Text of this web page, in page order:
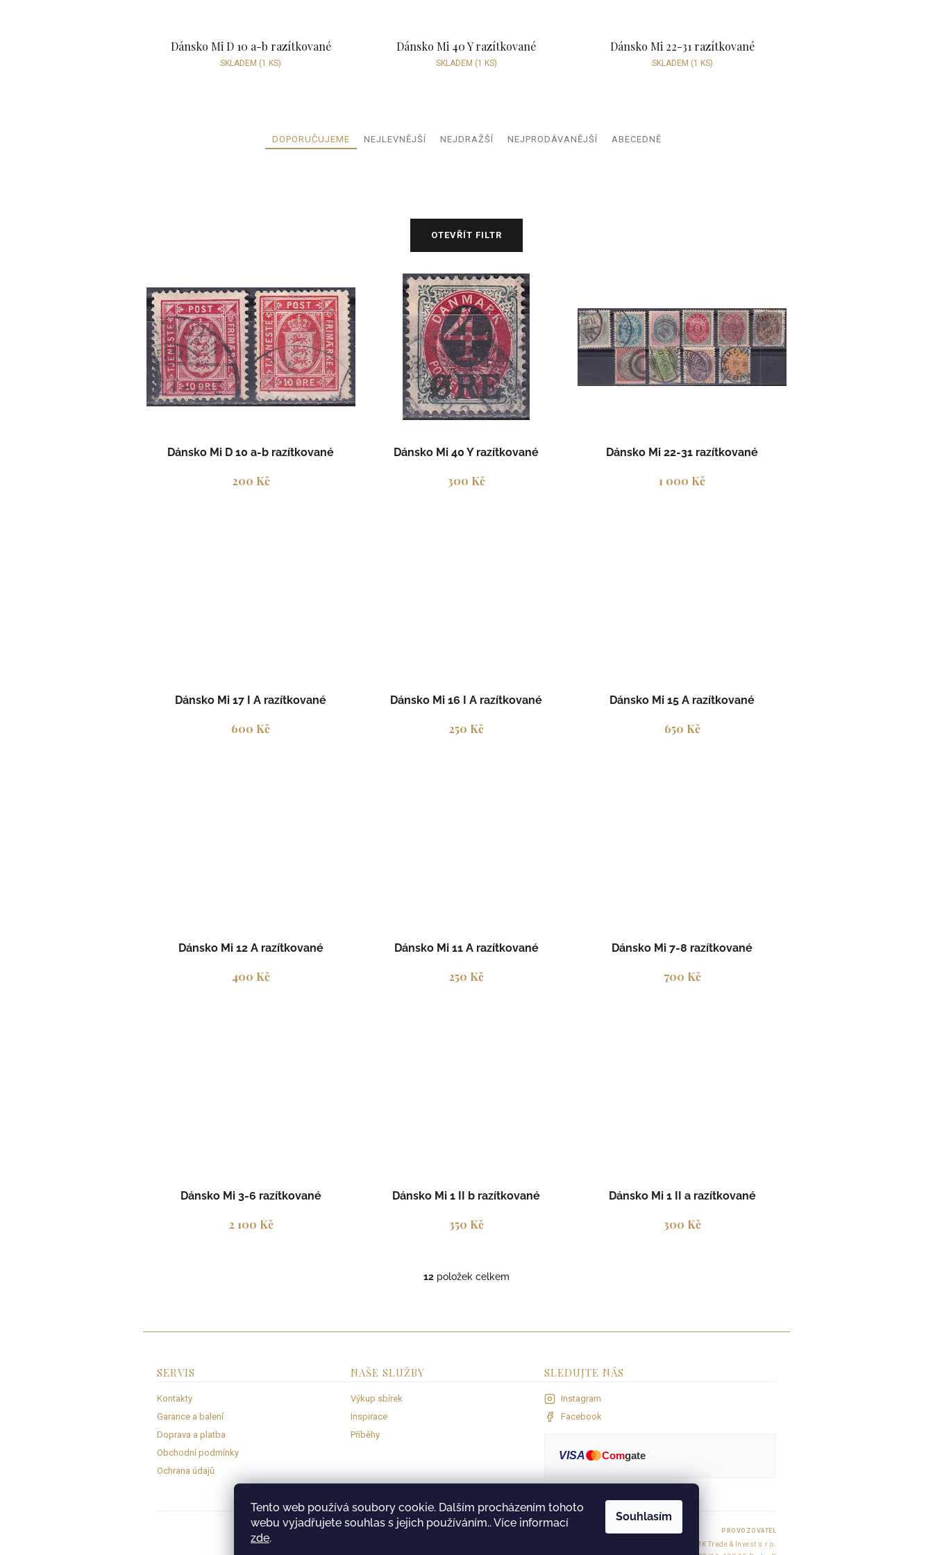
Tento web používá soubory cookie. Dalším procházením tohoto
webu vyjadřujete souhlas s jejich používáním.. Více informací
zde.
Souhlasím
Dánsko Mi D 10 a-b razítkované
SKLADEM (1 KS)
Dánsko Mi 40 Y razítkované
SKLADEM (1 KS)
Dánsko Mi 22-31 razítkované
SKLADEM (1 KS)
Ř
p
d
u
k
t
ů
DOPORUČUJEME NEJLEVNĚJŠÍ NEJDRAŽŠÍ NEJPRODÁVANĚJŠÍ ABECEDNĚ
OTEVŘÍT FILTR
ý
p
d
u
Dánsko Mi D 10 a-b razítkované
200 Kč
Dánsko Mi 40 Y razítkované
300 Kč
Dánsko Mi 22-31 razítkované
1 000 Kč
Dánsko Mi 17 I A razítkované
600 Kč
Dánsko Mi 16 I A razítkované
250 Kč
Dánsko Mi 15 A razítkované
650 Kč
Dánsko Mi 12 A razítkované
400 Kč
Dánsko Mi 11 A razítkované
250 Kč
Dánsko Mi 7-8 razítkované
700 Kč
Dánsko Mi 3-6 razítkované
2 100 Kč
Dánsko Mi 1 II b razítkované
350 Kč
Dánsko Mi 1 II a razítkované
300 Kč
O
d
p
s
u
12 položek celkem
SERVIS
Kontakty
Garance a balení
Doprava a platba
Obchodní podmínky
Ochrana údajů
NAŠE SLUŽBY
Výkup sbírek
Inspirace
Příběhy
SLEDUJTE NÁS
Instagram
Facebook
VISA Comgate
PROVOZOVATEL
MK Trade & Invest s.r.o.